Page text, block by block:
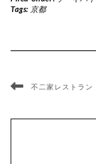
Tags: 京都
不二家レストラ